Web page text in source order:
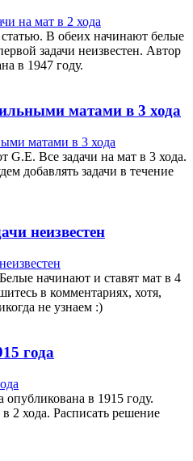
статью. В обеих начинают белые
задачи неизвестен. Автор
в 1947 году.
матами в 3 хода
G.E. Все задачи на мат в 3 хода.
добавлять задачи в течение
неизвестен
начинают и ставят мат в 4
в комментариях, хотя,
не узнаем :)
года
опубликована в 1915 году.
2 хода. Расписать решение